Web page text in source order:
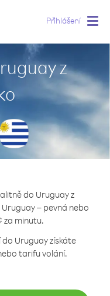
Přihlášení
z
do Uruguay z
– pevná nebo
za minutu.
Uruguay získáte
tarifu volání.